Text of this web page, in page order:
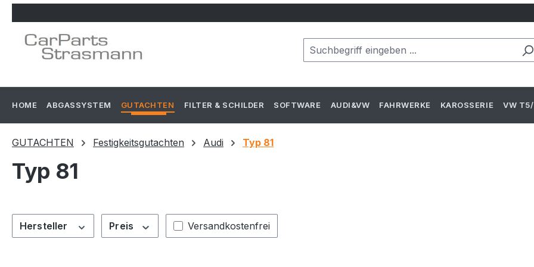
HOME ABGASSYSTEM GUTACHTEN FILTER & SCHILDER SOFTWARE AUDI&VW FAHRWERKE KAROSSERIE VW
GUTACHTEN Festigkeitsgutachten Audi Typ 81
Typ 81
Hersteller Preis Filter hinzufügen: Versandkostenfrei
Versandkostenfrei